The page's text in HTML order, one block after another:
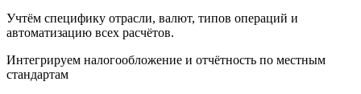
Учтём специфику отрасли, валют, типов операций и
автоматизацию всех расчётов.
Интегрируем налогообложение и отчётность по местным
стандартам